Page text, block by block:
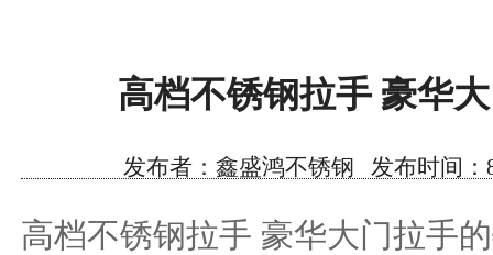
高档不锈钢拉手 豪华
发布者：鑫盛鸿不锈钢 发布时间：
高档不锈钢拉手 豪华大门拉手